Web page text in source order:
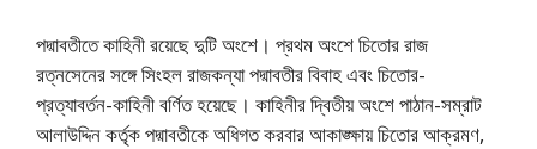
পদ্মাবতীতে কাহিনী রয়েছে দুটি অংশে। প্রথম অংশে চিতাের রাজ
রত্নসেনের সঙ্গে সিংহল রাজকন্যা পদ্মাবতীর বিবাহ এবং চিতাের-
প্রত্যাবর্তন-কাহিনী বর্ণিত হয়েছে। কাহিনীর দ্বিতীয় অংশে পাঠান-সম্রাট
আলাউদ্দিন কর্তৃক পদ্মাবতীকে অধিগত করবার আকাঙ্ক্ষায় চিতাের আক্রমণ,